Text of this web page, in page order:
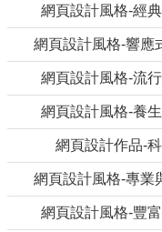
網頁設計風格-經
網頁設計風格-響應
網頁設計風格-流
網頁設計風格-養
網頁設計作品-
網頁設計風格-專業
網頁設計風格-豐